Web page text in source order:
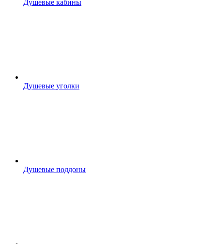
Душевые кабины
Душевые уголки
Душевые поддоны